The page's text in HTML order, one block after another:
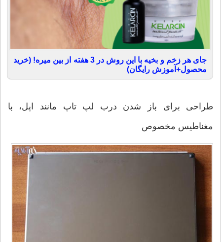
جای هر زخم و بخیه با این روش در 3 هفته از بین میره! (خرید
محصول+آموزش رایگان)
طراحی برای باز شدن درب لپ تاپ مانند اپل، با
مغناطیس مخصوص